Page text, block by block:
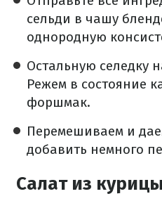
сельди в чашу
однородную
Остальную селедку
Режем в состояние
форшмак.
Перемешиваем и
добавить немного
Салат из